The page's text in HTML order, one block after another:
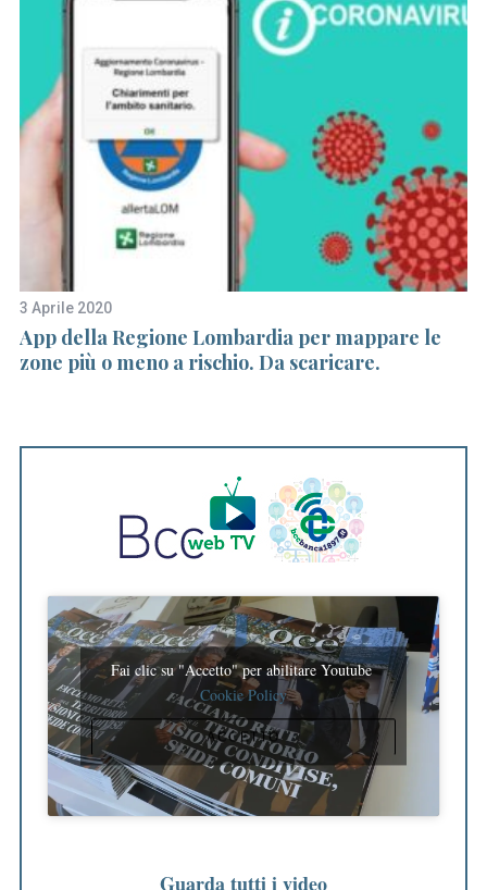
3 Aprile 2020
App della Regione Lombardia per mappare le
zone più o meno a rischio. Da scaricare.
Fai clic su "Accetto" per abilitare Youtube
Cookie Policy
ACCETTO
Guarda tutti i video
c
h
f
o